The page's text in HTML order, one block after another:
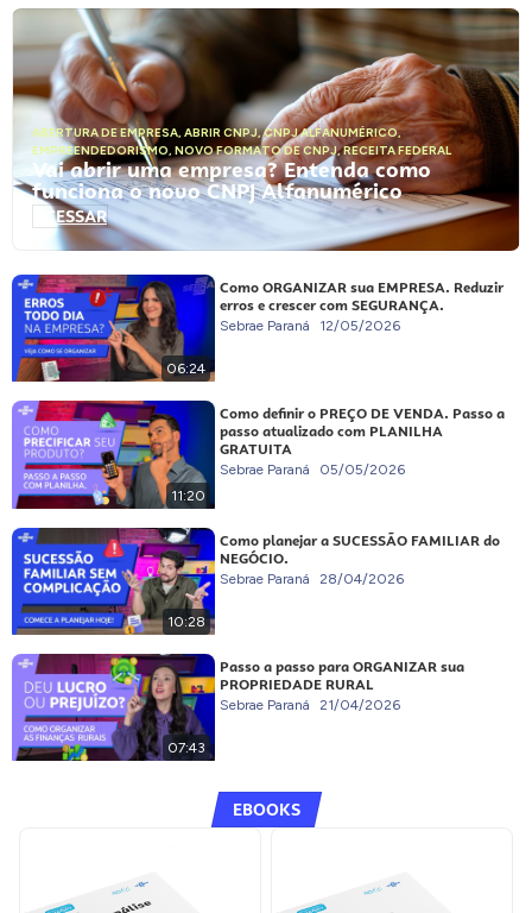
ABERTURA DE EMPRESA, ABRIR CNPJ,CNPJ ALFANUMÉRICO,
EMPREENDEDORISMO, NOVO FORMATO DE CNPJ,RECEITA FEDERAL
Vai abrir uma empresa? Entenda como
funciona o novo CNPJ Alfanumérico
ACESSAR
06:24
Como ORGANIZAR sua EMPRESA. Reduzir
erros e crescer com SEGURANÇA.
Sebrae Paraná 12/05/2026
11:20
Como definir o PREÇO DE VENDA. Passo a
passo atualizado com PLANILHA
GRATUITA
Sebrae Paraná 05/05/2026
10:28
Como planejar a SUCESSÃO FAMILIAR do
NEGÓCIO.
Sebrae Paraná 28/04/2026
07:43
Passo a passo para ORGANIZAR sua
PROPRIEDADE RURAL
Sebrae Paraná 21/04/2026
EBOOKS